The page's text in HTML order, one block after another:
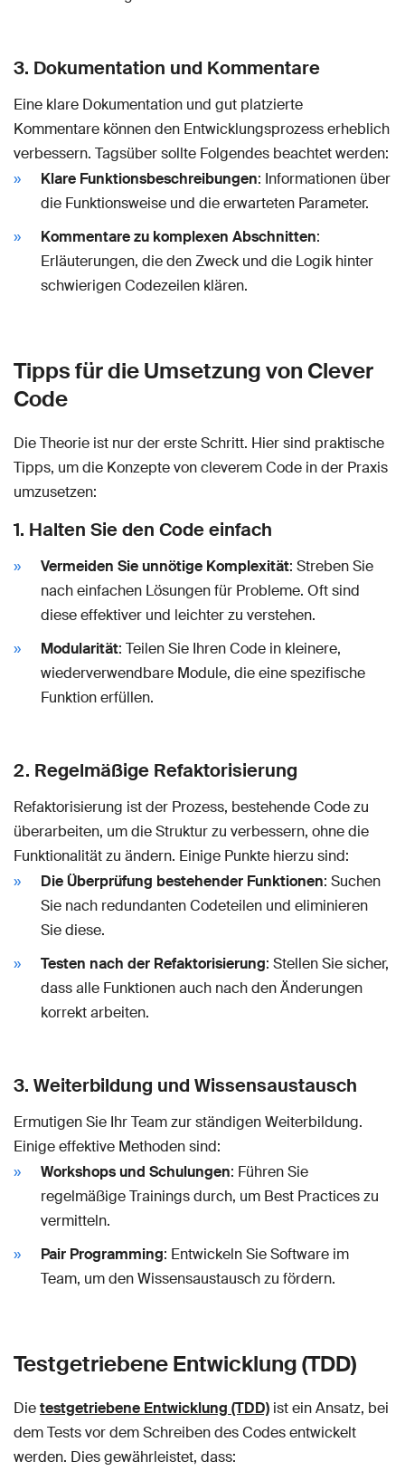
3. Dokumentation und Kommentare
Eine klare Dokumentation und gut platzierte
Kommentare können den Entwicklungsprozess erheblich
verbessern. Tagsüber sollte Folgendes beachtet werden:
Klare Funktionsbeschreibungen: Informationen über
die Funktionsweise und die erwarteten Parameter.
Kommentare zu komplexen Abschnitten:
Erläuterungen, die den Zweck und die Logik hinter
schwierigen Codezeilen klären.
Tipps für die Umsetzung von Clever
Code
Die Theorie ist nur der erste Schritt. Hier sind praktische
Tipps, um die Konzepte von cleverem Code in der Praxis
umzusetzen:
1. Halten Sie den Code einfach
Vermeiden Sie unnötige Komplexität: Streben Sie
nach einfachen Lösungen für Probleme. Oft sind
diese effektiver und leichter zu verstehen.
Modularität: Teilen Sie Ihren Code in kleinere,
wiederverwendbare Module, die eine spezifische
Funktion erfüllen.
2. Regelmäßige Refaktorisierung
Refaktorisierung ist der Prozess, bestehende Code zu
überarbeiten, um die Struktur zu verbessern, ohne die
Funktionalität zu ändern. Einige Punkte hierzu sind:
Die Überprüfung bestehender Funktionen: Suchen
Sie nach redundanten Codeteilen und eliminieren
Sie diese.
Testen nach der Refaktorisierung: Stellen Sie sicher,
dass alle Funktionen auch nach den Änderungen
korrekt arbeiten.
3. Weiterbildung und Wissensaustausch
Ermutigen Sie Ihr Team zur ständigen Weiterbildung.
Einige effektive Methoden sind:
Workshops und Schulungen: Führen Sie
regelmäßige Trainings durch, um Best Practices zu
vermitteln.
Pair Programming: Entwickeln Sie Software im
Team, um den Wissensaustausch zu fördern.
Testgetriebene Entwicklung (TDD)
Dietestgetriebene Entwicklung (TDD) ist ein Ansatz, bei
dem Tests vor dem Schreiben des Codes entwickelt
werden. Dies gewährleistet, dass: